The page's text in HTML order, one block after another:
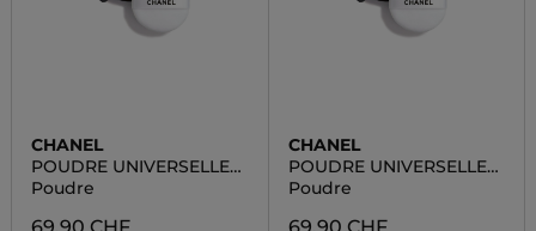
CHANEL
POUDRE UNIVERSELLE
LIBRE
Poudre
CHANEL
POUDRE UNIVERSELLE
LIBRE
Poudre